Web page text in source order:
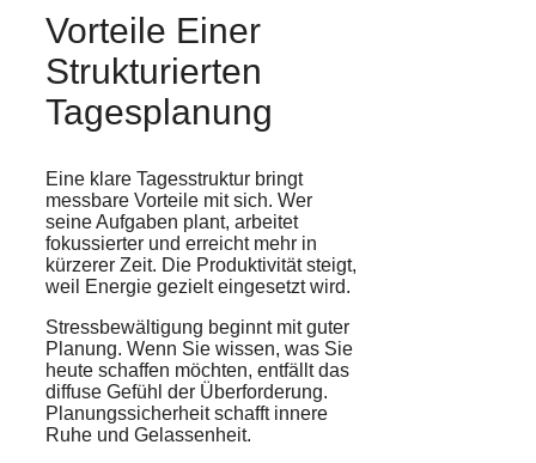
Vorteile Einer
Strukturierten
Tagesplanung
Eine klare Tagesstruktur bringt
messbare Vorteile mit sich. Wer
seine Aufgaben plant, arbeitet
fokussierter und erreicht mehr in
kürzerer Zeit. Die Produktivität steigt,
weil Energie gezielt eingesetzt wird.
Stressbewältigung beginnt mit guter
Planung. Wenn Sie wissen, was Sie
heute schaffen möchten, entfällt das
diffuse Gefühl der Überforderung.
Planungssicherheit schafft innere
Ruhe und Gelassenheit.